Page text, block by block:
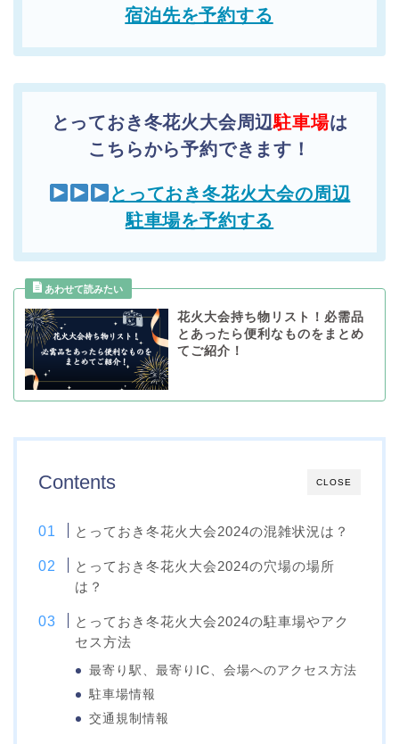
宿泊先を予約する
とっておき冬花火大会周辺駐車場は
こちらから予約できます！
とっておき冬花火大会の周辺
駐車場を予約する
花火大会持ち物リスト！必需品
とあったら便利なものをまとめ
てご紹介！
CLOSE
Contents
とっておき冬花火大会2024の混雑状況は？
とっておき冬花火大会2024の穴場の場所
は？
とっておき冬花火大会2024の駐車場やアク
セス方法
最寄り駅、最寄りIC、会場へのアクセス方法
駐車場情報
交通規制情報